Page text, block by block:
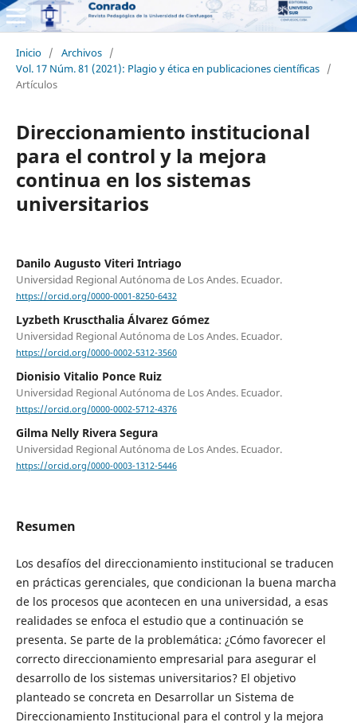
Inicio / Archivos /
Vol. 17 Núm. 81 (2021): Plagio y ética en publicaciones científicas /
Artículos
Direccionamiento institucional
para el control y la mejora
continua en los sistemas
universitarios
Danilo Augusto Viteri Intriago
Universidad Regional Autónoma de Los Andes. Ecuador.
https://orcid.org/0000-0001-8250-6432
Lyzbeth Kruscthalia Álvarez Gómez
Universidad Regional Autónoma de Los Andes. Ecuador.
https://orcid.org/0000-0002-5312-3560
Dionisio Vitalio Ponce Ruiz
Universidad Regional Autónoma de Los Andes. Ecuador.
https://orcid.org/0000-0002-5712-4376
Gilma Nelly Rivera Segura
Universidad Regional Autónoma de Los Andes. Ecuador.
https://orcid.org/0000-0003-1312-5446
Resumen
Los desafíos del direccionamiento institucional se traducen
en prácticas gerenciales, que condicionan la buena marcha
de los procesos que acontecen en una universidad, a esas
realidades se enfoca el estudio que a continuación se
presenta. Se parte de la problemática: ¿Cómo favorecer el
correcto direccionamiento empresarial para asegurar el
desarrollo de los sistemas universitarios? El objetivo
planteado se concreta en Desarrollar un Sistema de
Direccionamiento Institucional para el control y la mejora